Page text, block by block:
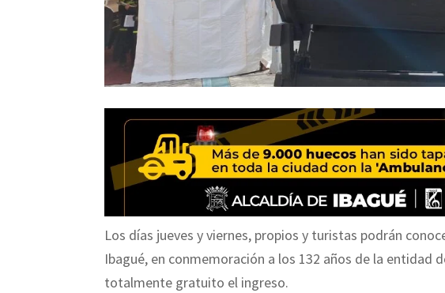
Los días jueves y viernes, propios y turistas podrán
Ibagué, en conmemoración a los 132 años de la entidad
totalmente gratuito el ingreso.